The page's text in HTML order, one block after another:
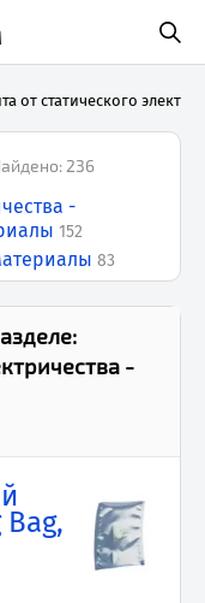
от статического
236
-
152
83
-